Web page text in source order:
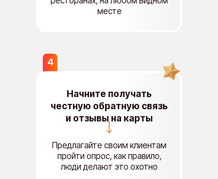
месте
4
Начните получать
честную обратную связь
и отзывы на карты
Предлагайте своим клиентам
пройти опрос, как правило,
люди делают это охотно